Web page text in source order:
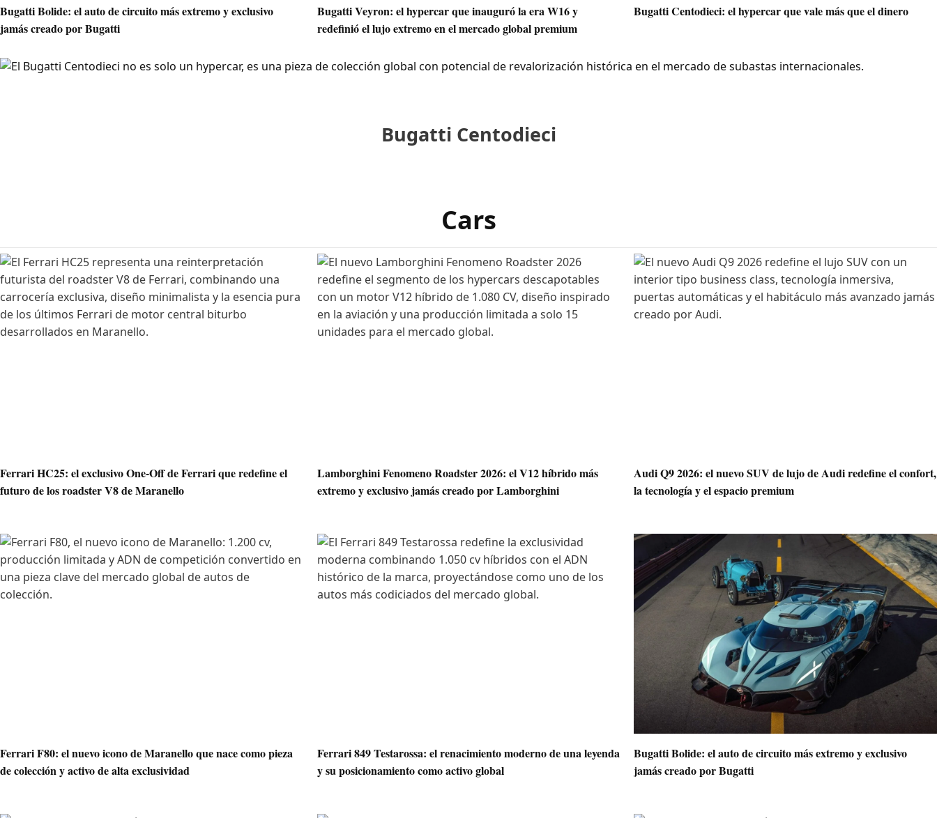
Bugatti Bolide: el auto de circuito más extremo y exclusivo
jamás creado por Bugatti
Bugatti Veyron: el hypercar que inauguró la era W16 y
redefinió el lujo extremo en el mercado global premium
Bugatti Centodieci: el hypercar que vale más que el dinero
Bugatti Centodieci
Cars
Ferrari HC25: el exclusivo One-Off de Ferrari que redefine el
futuro de los roadster V8 de Maranello
Lamborghini Fenomeno Roadster 2026: el V12 híbrido más
extremo y exclusivo jamás creado por Lamborghini
Audi Q9 2026: el nuevo SUV de lujo de Audi redefine el confort,
la tecnología y el espacio premium
Ferrari F80: el nuevo icono de Maranello que nace como pieza
de colección y activo de alta exclusividad
Ferrari 849 Testarossa: el renacimiento moderno de una leyenda
y su posicionamiento como activo global
Bugatti Bolide: el auto de circuito más extremo y exclusivo
jamás creado por Bugatti